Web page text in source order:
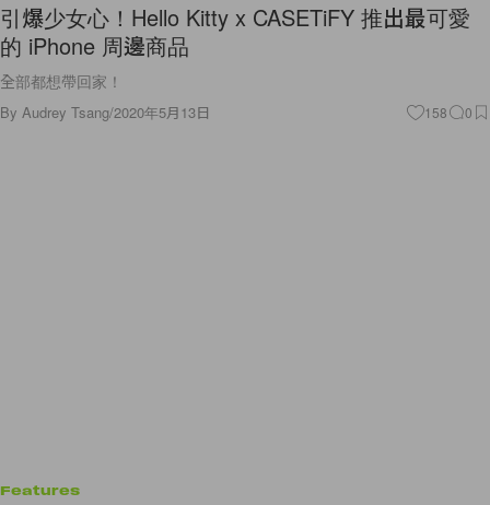
引爆少女心！Hello Kitty x CASETiFY 推出最可愛
的 iPhone 周邊商品
全部都想帶回家！
By Audrey Tsang/2020年5月13日 158 0
Features